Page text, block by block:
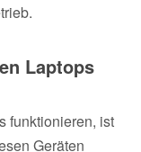
Laptops
funktionieren, ist
Geräten